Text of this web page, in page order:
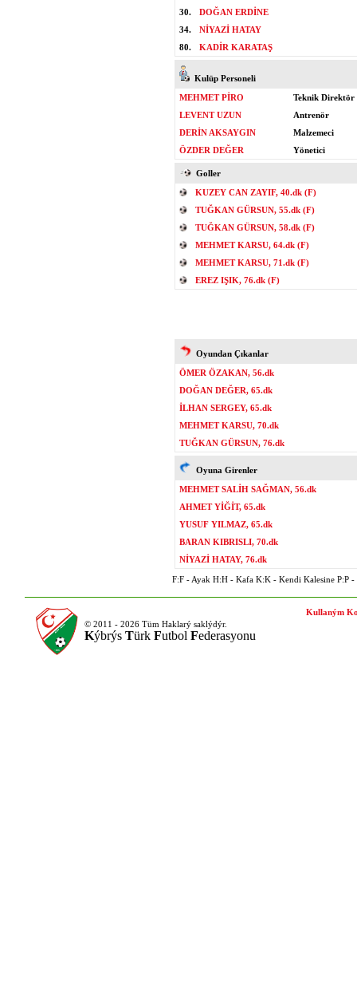
30.
DOĞAN ERDİNE
34.
NİYAZİ HATAY
80.
KADİR KARATAŞ
Kulüp Personeli
MEHMET PİRO
Teknik Direktör
LEVENT UZUN
Antrenör
DERİN AKSAYGIN
Malzemeci
ÖZDER DEĞER
Yönetici
Goller
KUZEY CAN ZAYIF, 40.dk (F)
TUĞKAN GÜRSUN, 55.dk (F)
TUĞKAN GÜRSUN, 58.dk (F)
MEHMET KARSU, 64.dk (F)
MEHMET KARSU, 71.dk (F)
EREZ IŞIK, 76.dk (F)
Oyundan Çıkanlar
ÖMER ÖZAKAN, 56.dk
DOĞAN DEĞER, 65.dk
İLHAN SERGEY, 65.dk
MEHMET KARSU, 70.dk
TUĞKAN GÜRSUN, 76.dk
Oyuna Girenler
MEHMET SALİH SAĞMAN, 56.dk
AHMET YİĞİT, 65.dk
YUSUF YILMAZ, 65.dk
BARAN KIBRISLI, 70.dk
NİYAZİ HATAY, 76.dk
F:F - Ayak H:H - Kafa K:K - Kendi Kalesine P:P -
© 2011 - 2026 Tüm Haklarý saklýdýr.
Kýbrýs Türk Futbol Federasyonu
Kullaným